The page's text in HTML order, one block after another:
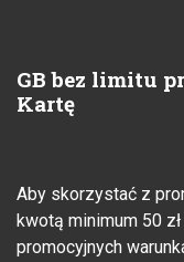
GB bez limitu
Kartę
Aby skorzystać z
kwotą minimum 50
promocyjnych